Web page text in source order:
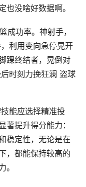
也没啥好数据啊。
成功率。神射手，
利用变向急停晃开
踝终结者，晃倒对
时刻力挽狂澜 盗球
能应选择精准投
著提升得分能力：
稳定性，无论是在
，都能保持较高的
。